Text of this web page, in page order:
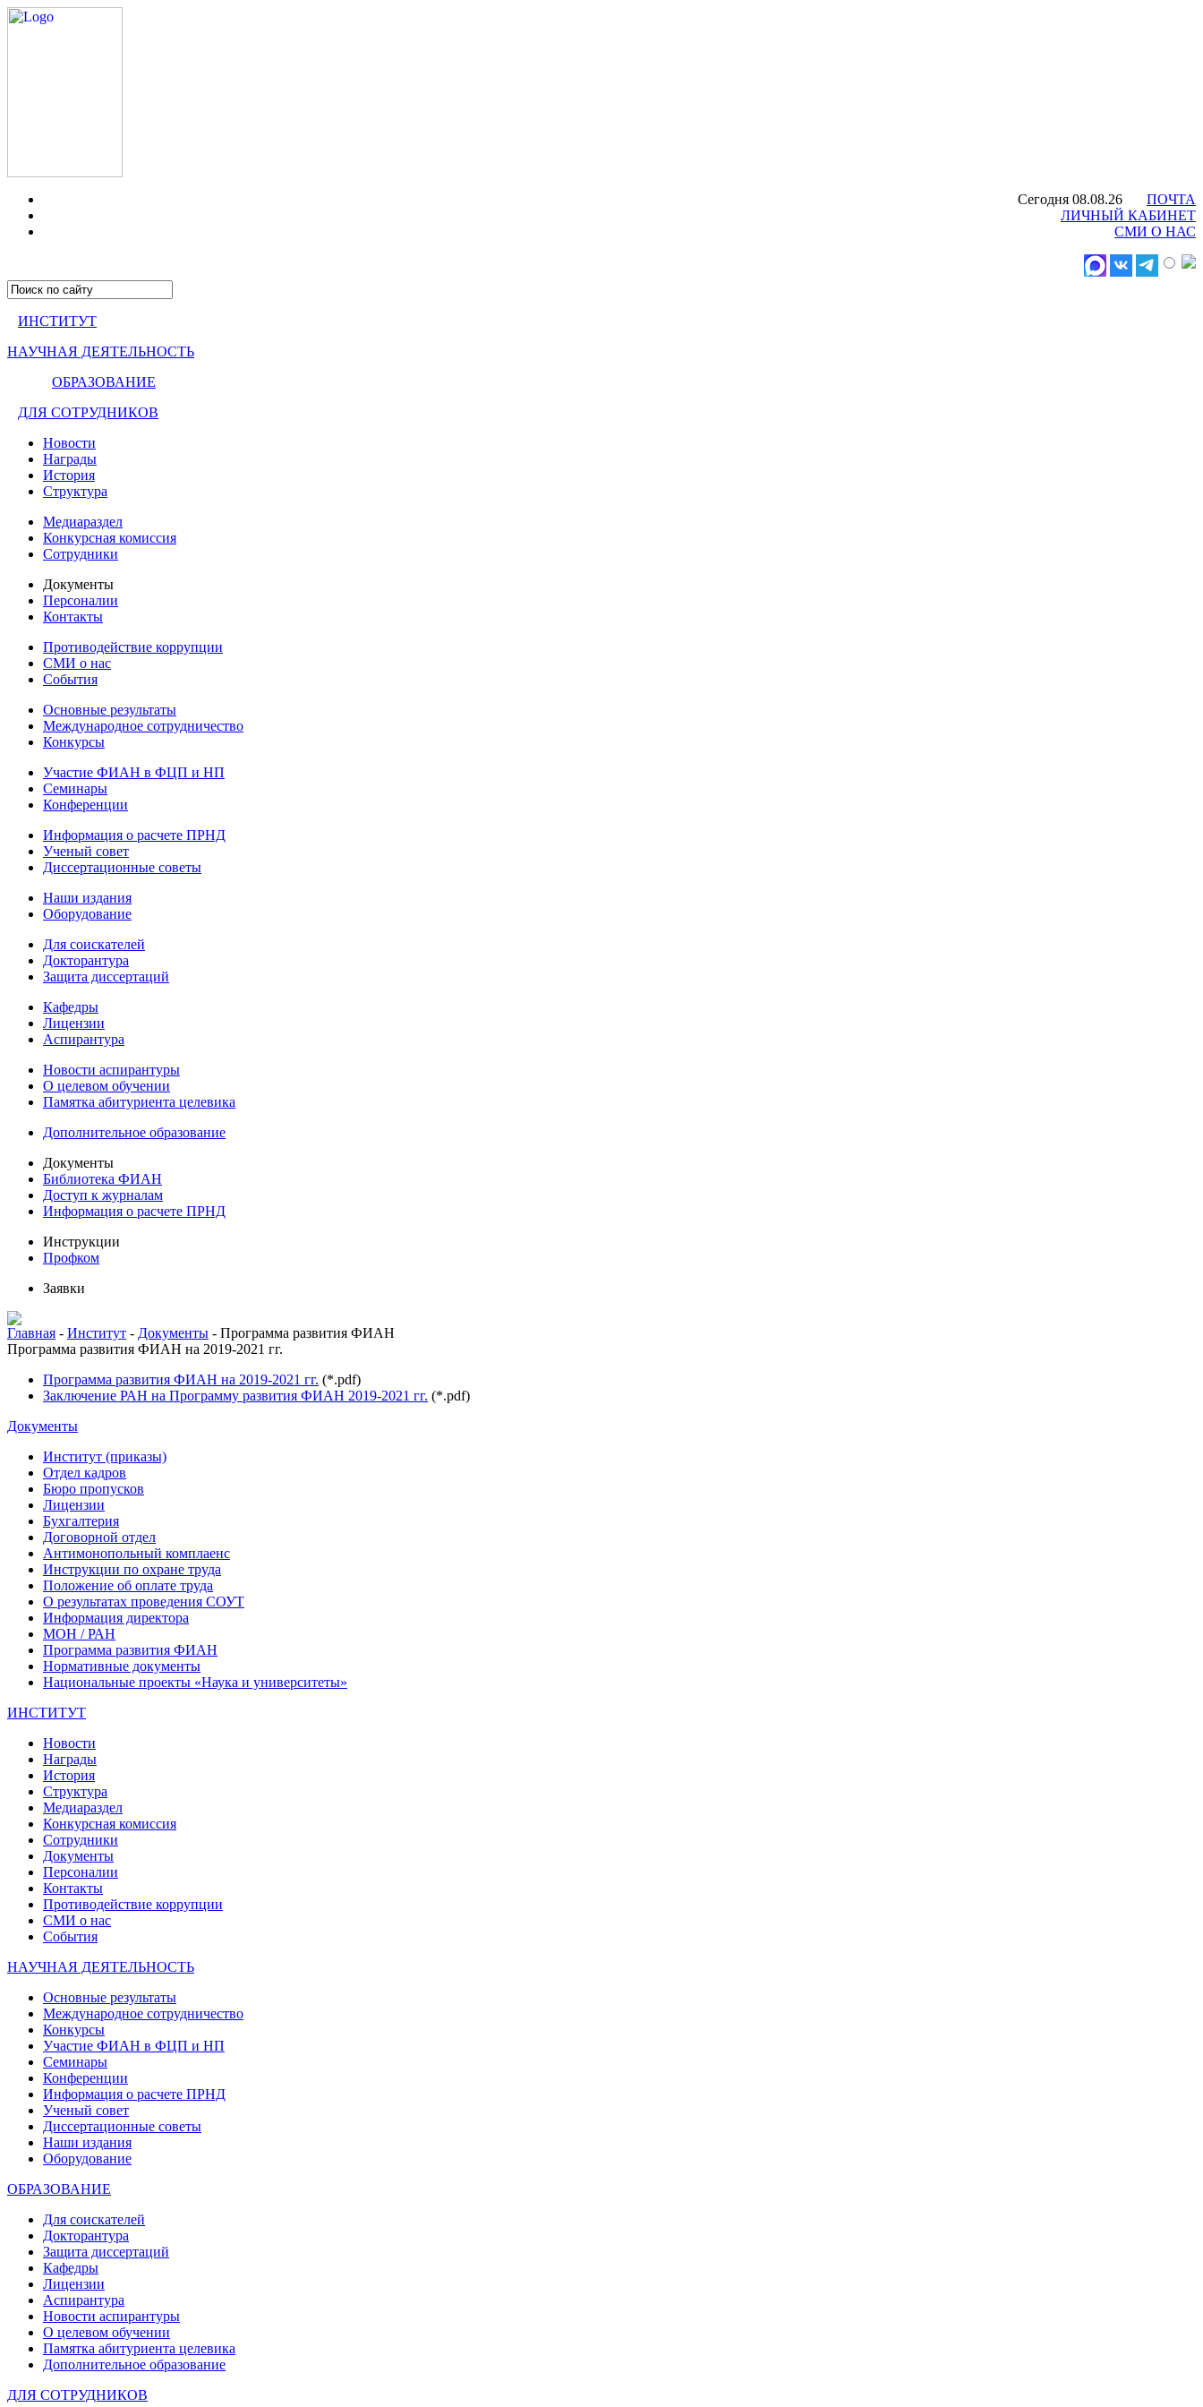
Сегодня 08.08.26
ПОЧТА
ЛИЧНЫЙ КАБИНЕТ
СМИ О НАС
ИНСТИТУТ
НАУЧНАЯ ДЕЯТЕЛЬНОСТЬ
ОБРАЗОВАНИЕ
ДЛЯ СОТРУДНИКОВ
Новости
Награды
История
Структура
Медиараздел
Конкурсная комиссия
Сотрудники
Документы
Персоналии
Контакты
Противодействие коррупции
СМИ о нас
События
Основные результаты
Международное сотрудничество
Конкурсы
Участие ФИАН в ФЦП и НП
Семинары
Конференции
Информация о расчете ПРНД
Ученый совет
Диссертационные советы
Наши издания
Оборудование
Для соискателей
Докторантура
Защита диссертаций
Кафедры
Лицензии
Аспирантура
Новости аспирантуры
О целевом обучении
Памятка абитуриента целевика
Дополнительное образование
Документы
Библиотека ФИАН
Доступ к журналам
Информация о расчете ПРНД
Инструкции
Профком
Заявки
Главная - Институт - Документы - Программа развития ФИАН
Программа развития ФИАН на 2019-2021 гг.
Программа развития ФИАН на 2019-2021 гг. (*.pdf)
Заключение РАН на Программу развития ФИАН 2019-2021 гг. (*.pdf)
Документы
Институт (приказы)
Отдел кадров
Бюро пропусков
Лицензии
Бухгалтерия
Договорной отдел
Антимонопольный комплаенс
Инструкции по охране труда
Положение об оплате труда
О результатах проведения СОУТ
Информация директора
МОН / РАН
Программа развития ФИАН
Нормативные документы
Национальные проекты «Наука и университеты»
ИНСТИТУТ
Новости
Награды
История
Структура
Медиараздел
Конкурсная комиссия
Сотрудники
Документы
Персоналии
Контакты
Противодействие коррупции
СМИ о нас
События
НАУЧНАЯ ДЕЯТЕЛЬНОСТЬ
Основные результаты
Международное сотрудничество
Конкурсы
Участие ФИАН в ФЦП и НП
Семинары
Конференции
Информация о расчете ПРНД
Ученый совет
Диссертационные советы
Наши издания
Оборудование
ОБРАЗОВАНИЕ
Для соискателей
Докторантура
Защита диссертаций
Кафедры
Лицензии
Аспирантура
Новости аспирантуры
О целевом обучении
Памятка абитуриента целевика
Дополнительное образование
ДЛЯ СОТРУДНИКОВ